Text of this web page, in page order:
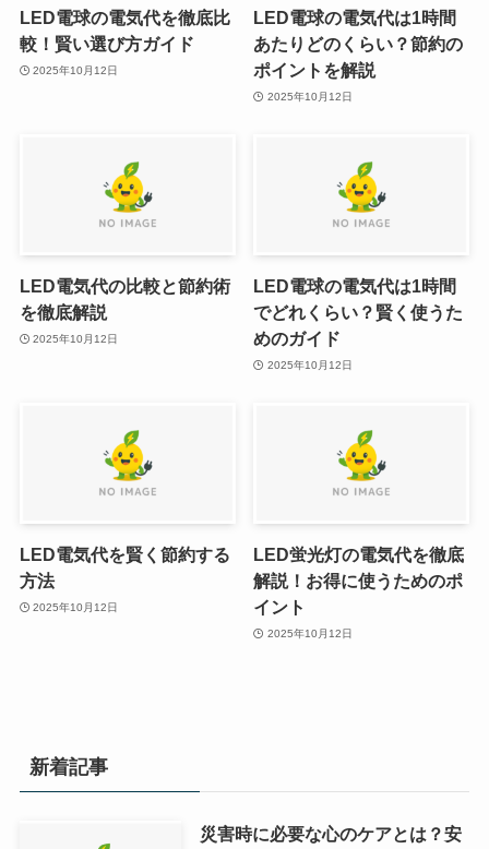
LED電球の電気代を徹底比
較！賢い選び方ガイド
2025年10月12日
LED電球の電気代は1時間
あたりどのくらい？節約の
ポイントを解説
2025年10月12日
LED電気代の比較と節約術
を徹底解説
2025年10月12日
LED電球の電気代は1時間
でどれくらい？賢く使うた
めのガイド
2025年10月12日
LED電気代を賢く節約する
方法
2025年10月12日
LED蛍光灯の電気代を徹底
解説！お得に使うためのポ
イント
2025年10月12日
新着記事
災害時に必要な心のケアとは？安